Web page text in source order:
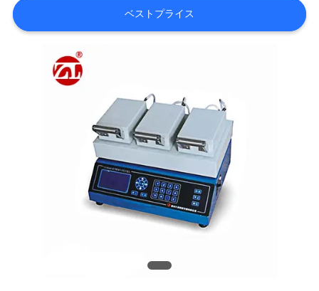
工
ベストプライス